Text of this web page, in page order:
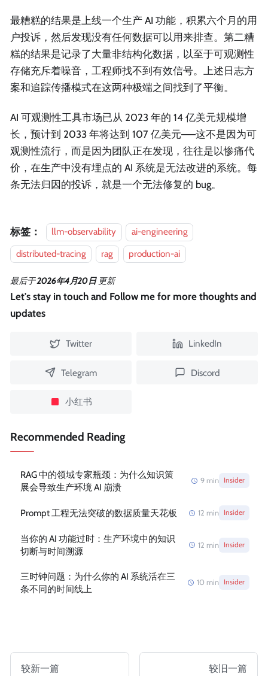
最糟糕的结果是上线一个生产 AI 功能，积累六个月的用
户投诉，然后发现没有任何数据可以用来排查。第二糟
糕的结果是记录了大量非结构化数据，以至于可观测性
存储充斥着噪音，工程师找不到有效信号。上述日志方
案和追踪传播模式在这两种极端之间找到了平衡。
AI 可观测性工具市场已从 2023 年的 14 亿美元规模增
长，预计到 2033 年将达到 107 亿美元——这不是因为可
观测性流行，而是因为团队正在发现，往往是以惨痛代
价，在生产中没有埋点的 AI 系统是无法改进的系统。每
条无法归因的投诉，就是一个无法修复的 bug。
标签： llm-observability
ai-engineering
distributed-tracing
rag production-ai
最后于2026年4月20日 更新
Let's stay in touch and Follow me for more thoughts and
updates
Twitter LinkedIn
Telegram Discord
小红书
Recommended Reading
RAG 中的领域专家瓶颈：为什么知识策
展会导致生产环境 AI 崩溃
9 min Insider
Prompt 工程无法突破的数据质量天花板 12 min Insider
当你的 AI 功能过时：生产环境中的知识
切断与时间溯源
12 min Insider
三时钟问题：为什么你的 AI 系统活在三
条不同的时间线上
10 min Insider
较新一篇 较旧一篇